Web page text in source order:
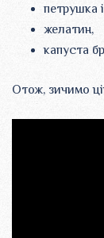
петрушка
желатин,
капуста
Отож, зичимо